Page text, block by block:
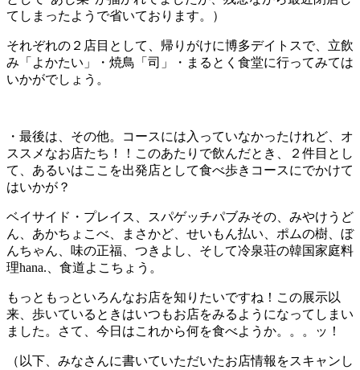
てしまったようで省いております。）
それぞれの２店目として、帰りがけに博多デイトスで、立飲
み「よかたい」・焼鳥「司」・まるとく食堂に行ってみては
いかがでしょう。
・最後は、その他。コースには入っていなかったけれど、オ
ススメなお店たち！！このあたりで飲んだとき、２件目とし
て、あるいはここを出発店として食べ歩きコースにでかけて
はいかが？
ベイサイド・プレイス、スパゲッチパブみその、みやけうど
ん、あかちょこべ、まさかど、せいもん払い、ポムの樹、ぼ
んちゃん、味の正福、つきよし、そして冷泉荘の韓国家庭料
理hana.、食道よこちょう。
もっともっといろんなお店を知りたいですね！この展示以
来、歩いているときはいつもお店をみるようになってしまい
ました。さて、今日はこれから何を食べようか。。。ッ！
（以下、みなさんに書いていただいたお店情報をスキャンし